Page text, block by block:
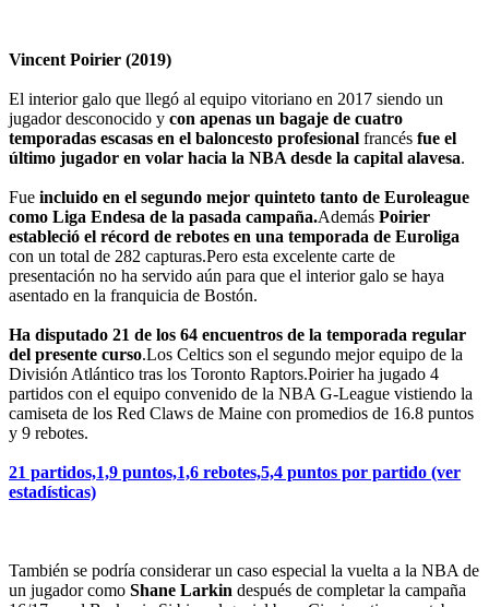
Vincent Poirier (2019)
El interior galo que llegó al equipo vitoriano en 2017 siendo un
jugador desconocido y con apenas un bagaje de cuatro
temporadas escasas en el baloncesto profesional francés fue el
último jugador en volar hacia la NBA desde la capital alavesa.
Fue incluido en el segundo mejor quinteto tanto de Euroleague
como Liga Endesa de la pasada campaña.Además Poirier
estableció el récord de rebotes en una temporada de Euroliga
con un total de 282 capturas.Pero esta excelente carte de
presentación no ha servido aún para que el interior galo se haya
asentado en la franquicia de Bostón.
Ha disputado 21 de los 64 encuentros de la temporada regular
del presente curso.Los Celtics son el segundo mejor equipo de la
División Atlántico tras los Toronto Raptors.Poirier ha jugado 4
partidos con el equipo convenido de la NBA G-League vistiendo la
camiseta de los Red Claws de Maine con promedios de 16.8 puntos
y 9 rebotes.
21 partidos,1,9 puntos,1,6 rebotes,5,4 puntos por partido (ver
estadísticas)
También se podría considerar un caso especial la vuelta a la NBA de
un jugador como Shane Larkin después de completar la campaña